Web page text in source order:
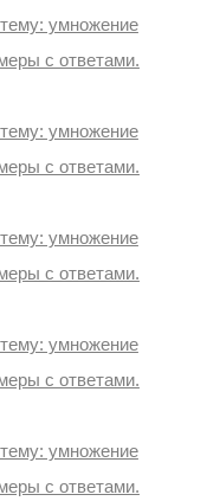
умножение
с ответами.
умножение
с ответами.
умножение
с ответами.
умножение
с ответами.
умножение
с ответами.